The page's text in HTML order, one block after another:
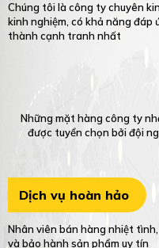
Chúng tôi là công ty chuyên
kinh nghiệm, có khả năng
thành cạnh tranh nhất
Những mặt hàng công ty
được tuyển chọn bởi đội
Dịch vụ hoàn hảo
Nhân viên bán hàng nhiệt
và bảo hành sản phẩm uy tín